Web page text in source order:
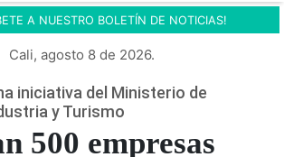
A NUESTRO BOLETÍN DE NOTICIAS!
Cali, agosto 8 de 2026.
iniciativa del Ministerio de
y Turismo
500 empresas